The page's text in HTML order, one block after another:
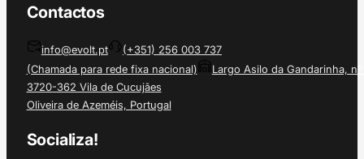
Contactos
info@evolt.pt
(+351) 256 003 737
(Chamada para rede fixa nacional)
Largo Asilo da Gandarinha, nº
3720-362 Vila de Cucujães
Oliveira de Azeméis, Portugal
Socializa!